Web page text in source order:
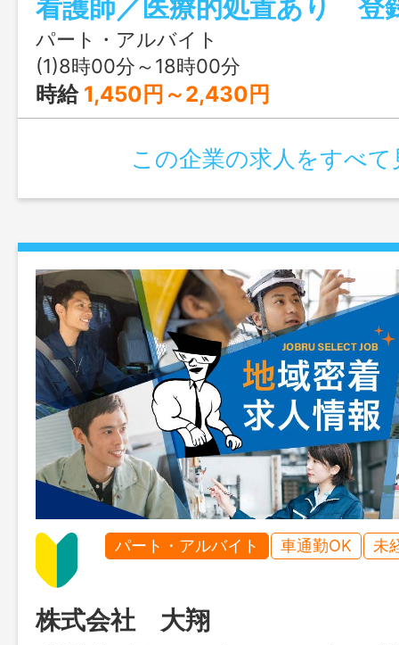
報告を一貫して行います。 ◎医療的処
時給は１，４５０円～１，５５０円と
エリアは、南部地区（那覇市・豊見城市
原町・八重瀬町・南城市・糸満市） 「変
パート・アルバイト
(1)8時00分～18時00分
時給 1,450円～2,430円
この企業の求人をすべて
パート・アルバイト 車通勤OK 未
株式会社 大翔